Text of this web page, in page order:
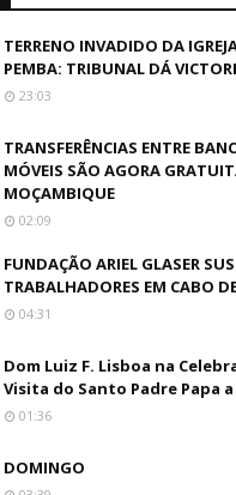
TERRENO INVADIDO DA
PEMBA: TRIBUNAL DÁ
23:03
TRANSFERÊNCIAS ENTRE
MÓVEIS SÃO AGORA
MOÇAMBIQUE
02:09
FUNDAÇÃO ARIEL GLASER
TRABALHADORES EM CABO
04:31
Dom Luiz F. Lisboa na
Visita do Santo Padre Papa
01:36
DOMINGO